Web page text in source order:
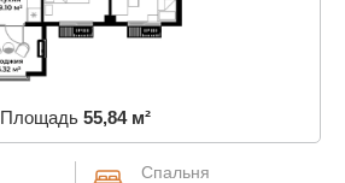
Площадь 55,84 м²
Спальня